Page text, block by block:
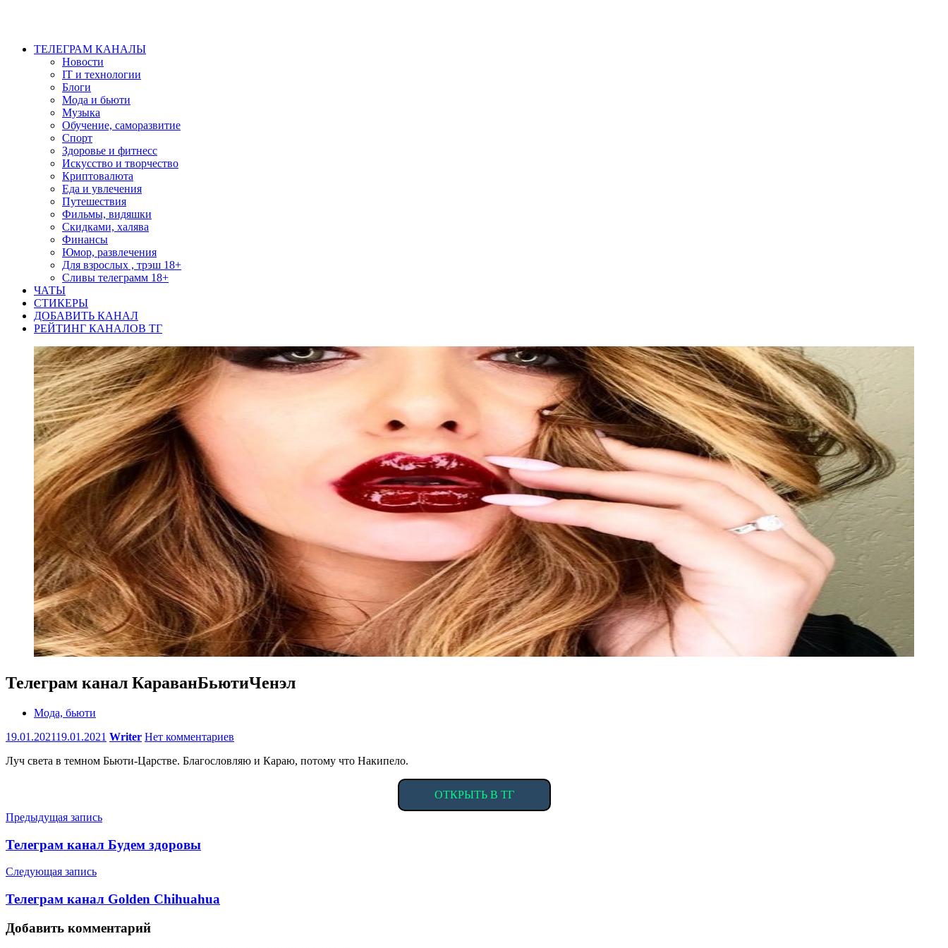
ТЕЛЕГРАМ КАНАЛЫ
Новости
IT и технологии
Блоги
Мода и бьюти
Музыка
Обучение, саморазвитие
Спорт
Здоровье и фитнесс
Искусство и творчество
Криптовалюта
Еда и увлечения
Путешествия
Фильмы, видяшки
Скидками, халява
Финансы
Юмор, развлечения
Для взрослых , трэш 18+
Сливы телеграмм 18+
ЧАТЫ
СТИКЕРЫ
ДОБАВИТЬ КАНАЛ
РЕЙТИНГ КАНАЛОВ ТГ
Телеграм канал КараванБьютиЧенэл
Мода, бьюти
19.01.202119.01.2021 Writer Нет комментариев
Луч света в темном Бьюти-Царстве. Благословляю и Караю, потому что Накипело.
ОТКРЫТЬ В ТГ
Навигация
по
записям
Предыдущая запись
Телеграм канал Будем здоровы
Следующая запись
Телеграм канал Golden Chihuahua
Добавить комментарий